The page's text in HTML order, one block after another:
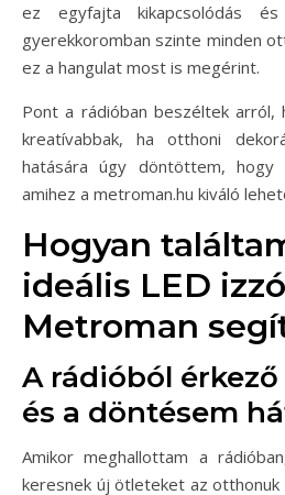
ez egyfajta kikapcsolódás
gyerekkoromban szinte minden
ez a hangulat most is megérint.
Pont a rádióban beszéltek
kreatívabbak, ha otthoni
hatására úgy döntöttem, hogy
amihez a metroman.hu kiváló
Hogyan
ideális LED
Metroman
A rádióból
és a döntésem
Amikor meghallottam a
keresnek új ötleteket az